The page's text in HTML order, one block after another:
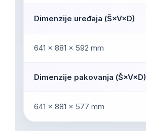
Dimenzije uređaja (Š×V×D)
641 × 881 × 592 mm
Dimenzije pakovanja (Š×V×D)
641 × 881 × 577 mm